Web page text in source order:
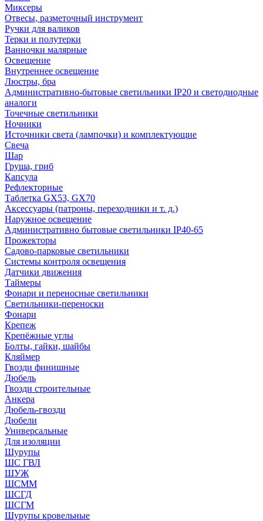
Миксеры
Отвесы, разметочный инструмент
Ручки для валиков
Терки и полутерки
Ванночки малярные
Освещение
Внутреннее освещение
Люстры, бра
Административно-бытовые светильники IP20 и светодиодные
аналоги
Точечные светильники
Ночники
Источники света (лампочки) и комплектующие
Свеча
Шар
Груша, гриб
Капсула
Рефлекторные
Таблетка GX53, GX70
Аксессуары (патроны, переходники и т. д.)
Наружное освещение
Административно бытовые светильники IP40-65
Прожекторы
Садово-парковые светильники
Системы контроля освещения
Датчики движения
Таймеры
Фонари и переносные светильники
Светильники-переноски
Фонари
Крепеж
Крепёжные углы
Болты, гайки, шайбы
Кляймер
Гвозди финишные
Дюбель
Гвозди строительные
Анкера
Дюбель-гвозди
Дюбели
Универсальные
Для изоляции
Шурупы
ШС ГВЛ
ШУЖ
ШСММ
ШСГД
ШСГМ
Шурупы кровельные